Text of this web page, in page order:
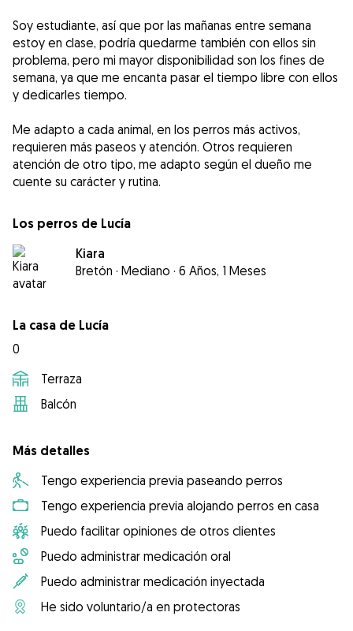
Soy estudiante, así que por las mañanas entre semana
estoy en clase, podría quedarme también con ellos sin
problema, pero mi mayor disponibilidad son los fines de
semana, ya que me encanta pasar el tiempo libre con ellos
y dedicarles tiempo.
Me adapto a cada animal, en los perros más activos,
requieren más paseos y atención. Otros requieren
atención de otro tipo, me adapto según el dueño me
cuente su carácter y rutina.
Los perros de Lucía
Kiara
Bretón · Mediano · 6 Años, 1 Meses
La casa de Lucía
0
Terraza
Balcón
Más detalles
Tengo experiencia previa paseando perros
Tengo experiencia previa alojando perros en casa
Puedo facilitar opiniones de otros clientes
Puedo administrar medicación oral
Puedo administrar medicación inyectada
He sido voluntario/a en protectoras